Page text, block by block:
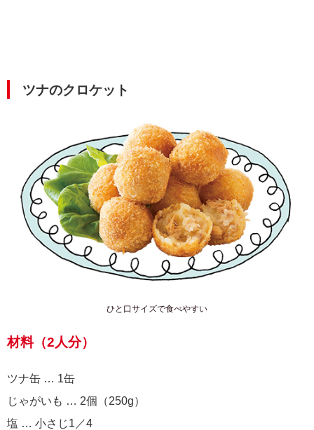
ツナのクロケット
ひと口サイズで食べやすい
材料（2人分）
ツナ缶 … 1缶
じゃがいも … 2個（250g）
塩 … 小さじ1／4